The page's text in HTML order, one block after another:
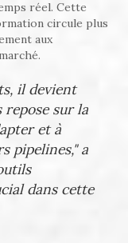
réel. Cette
circule plus
aux
il devient
repose sur la
et à
pipelines," a
dans cette